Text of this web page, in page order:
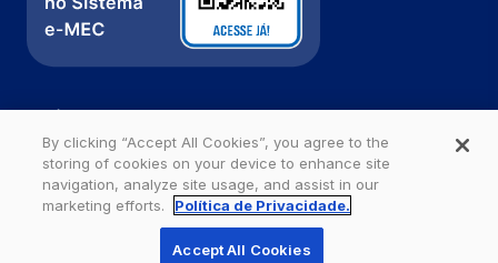
Política de Privacidade
Fale com a gente
Ouvidoria
Estácio - Todos os direitos reservados
By clicking “Accept All Cookies”, you agree to the
storing of cookies on your device to enhance site
navigation, analyze site usage, and assist in our
marketing efforts.
Política de Privacidade.
Accept All Cookies